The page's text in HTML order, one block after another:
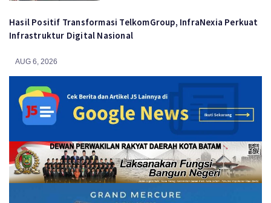
Hasil Positif Transformasi TelkomGroup, InfraNexia Perkuat
Infrastruktur Digital Nasional
AUG 6, 2026